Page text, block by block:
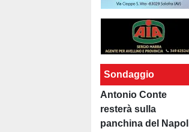
Sondaggio
Antonio Conte
resterà sulla
panchina del